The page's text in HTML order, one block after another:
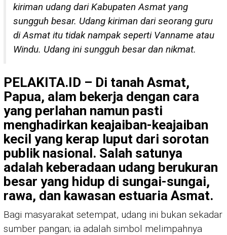
kiriman udang dari Kabupaten Asmat yang
sungguh besar. Udang kiriman dari seorang guru
di Asmat itu tidak nampak seperti Vanname atau
Windu. Udang ini sungguh besar dan nikmat.
PELAKITA.ID – Di tanah Asmat,
Papua, alam bekerja dengan cara
yang perlahan namun pasti
menghadirkan keajaiban-keajaiban
kecil yang kerap luput dari sorotan
publik nasional. Salah satunya
adalah keberadaan udang berukuran
besar yang hidup di sungai-sungai,
rawa, dan kawasan estuaria Asmat.
Bagi masyarakat setempat, udang ini bukan sekadar
sumber pangan; ia adalah simbol melimpahnya